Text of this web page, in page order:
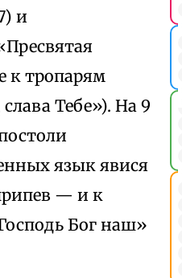
и
к тропарям
Тебе»). На 9
язык явися
— и к
Бог наш»